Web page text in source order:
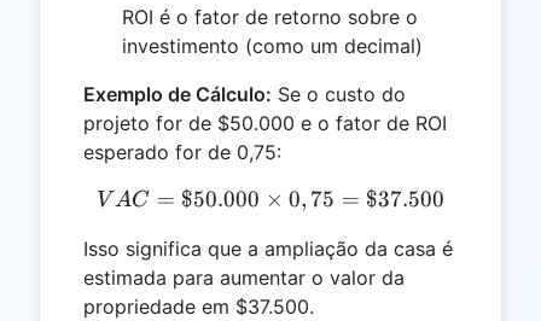
ROI é o fator de retorno sobre o
investimento (como um decimal)
Exemplo de Cálculo: Se o custo do
projeto for de $50.000 e o fator de ROI
esperado for de 0,75:
VAC = \$50.000 \times
V AC = $50.000 × 0, 75 = $37.500
Isso significa que a ampliação da casa é
estimada para aumentar o valor da
propriedade em $37.500.